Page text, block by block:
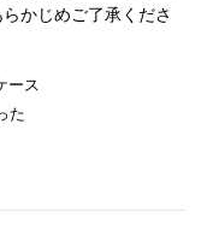
かじめご了承くださ
ース
た